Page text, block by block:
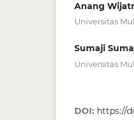
Anang
Universitas
Sumaji
Universitas
DOI: https://